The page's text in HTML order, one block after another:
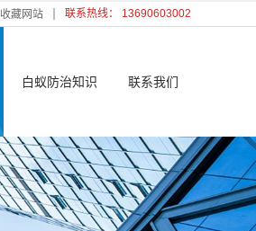
收藏网站 联系热线： 13690603002
白蚁防治知识 联系我们